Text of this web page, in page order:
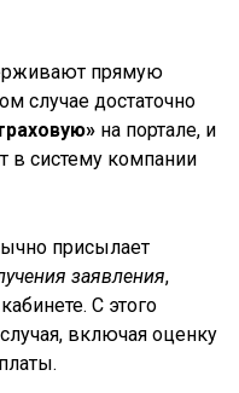
прямую
случае достаточно
на портале, и
в систему компании
присылает
заявления,
С этого
включая оценку